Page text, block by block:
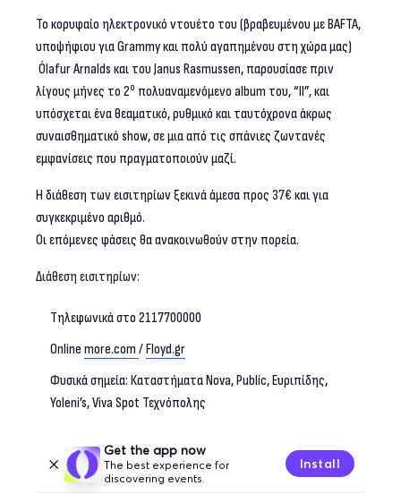
Το κορυφαίο ηλεκτρονικό ντουέτο του (βραβευμένου με BAFTA,
υποψήφιου για Grammy και πολύ αγαπημένου στη χώρα μας)
Ólafur Arnalds και του Janus Rasmussen, παρουσίασε πριν
λίγους μήνες το 2ο πολυαναμενόμενο album του, “II”, και
υπόσχεται ένα θεαματικό, ρυθμικό και ταυτόχρονα άκρως
συναισθηματικό show, σε μια από τις σπάνιες ζωντανές
εμφανίσεις που πραγματοποιούν μαζί.
Η διάθεση των εισιτηρίων ξεκινά άμεσα προς 37€ και για
συγκεκριμένο αριθμό.
Οι επόμενες φάσεις θα ανακοινωθούν στην πορεία.
Διάθεση εισιτηρίων:
Τηλεφωνικά στο 2117700000
Online more.com /Floyd.gr
Φυσικά σημεία: Καταστήματα Νova, Public, Ευριπίδης,
Yoleni’s, Viva Spot Τεχνόπολης